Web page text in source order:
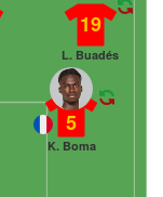
5
K. Boma
19
L. Buadés